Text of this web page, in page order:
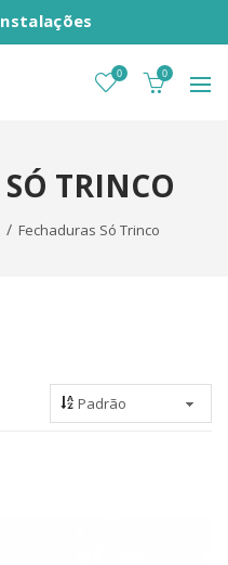
0 0
TRINCO
Fechaduras Só Trinco